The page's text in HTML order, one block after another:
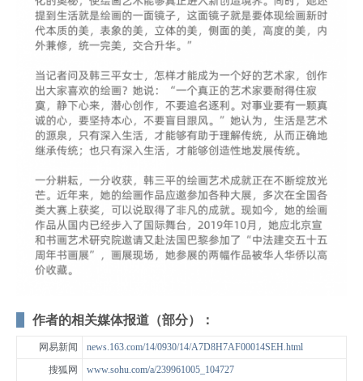
作者的相关媒体报道（部分）：
网易新闻
news.163.com/14/0930/14/A7D8H7AF00014SEH.html
搜狐网
www.sohu.com/a/239961005_104727